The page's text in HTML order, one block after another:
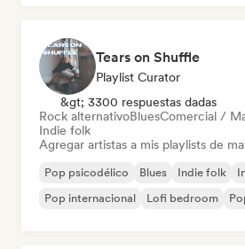
Tears on Shuffle
Playlist Curator
&gt; 3300 respuestas dadas
Rock alternativoBluesComercial /
Indie folk
Agregar artistas a mis playlists de
Pop psicodélico Blues Indie folk
Pop internacional
Lofi bedroom